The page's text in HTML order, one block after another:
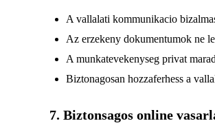
A vallalati kommunikacio
Az erzekeny dokumentumok ne
A munkatevekenyseg privat
Biztonagosan hozzaferhess a
7. Biztonsagos online